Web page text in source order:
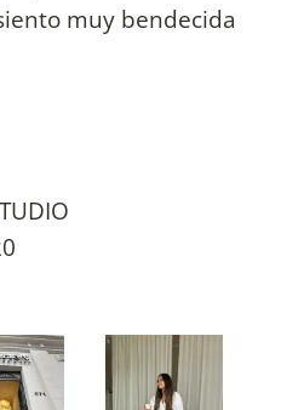
muy bendecida